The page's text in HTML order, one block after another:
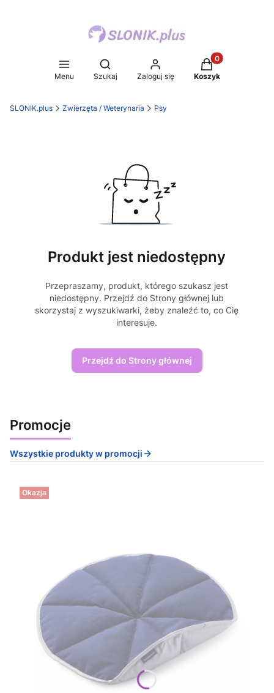
Menu
Otwórz wyszukiwarkę
Szukaj Zaloguj się
Produkty w
Koszyk
SLONIK.plus Zwierzęta / Weterynaria Psy
Produkt jest niedostępny
Przepraszamy, produkt, którego szukasz jest
niedostępny. Przejdź do Strony głównej lub
skorzystaj z wyszukiwarki, żeby znaleźć to, co Cię
interesuje.
Przejdź do Strony głównej
Promocje
Wszystkie produkty w promocji
Okazja